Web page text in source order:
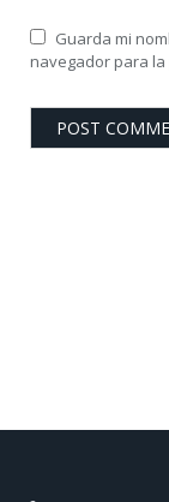
Guarda mi
navegador para